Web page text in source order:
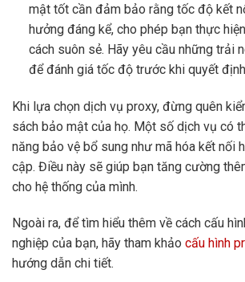
mật tốt cần đảm bảo rằng tốc độ kết
hưởng đáng kể, cho phép bạn thực
cách suôn sẻ. Hãy yêu cầu những trải
để đánh giá tốc độ trước khi quyết
Khi lựa chọn dịch vụ proxy, đừng quên
sách bảo mật của họ. Một số dịch vụ có
năng bảo vệ bổ sung như mã hóa kết nối
cập. Điều này sẽ giúp bạn tăng cường
cho hệ thống của mình.
Ngoài ra, để tìm hiểu thêm về cách cấu
nghiệp của bạn, hãy tham khảo cấu hình
hướng dẫn chi tiết.